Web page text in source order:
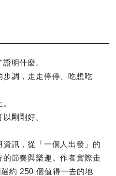
明什麼。
步調，走走停停、吃想吃
剛剛好。
訊，從「一個人出發」的
節奏與樂趣。作者實際走
約 250 個值得一去的地